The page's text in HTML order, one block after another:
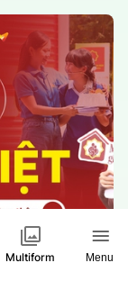
Multiform Menu